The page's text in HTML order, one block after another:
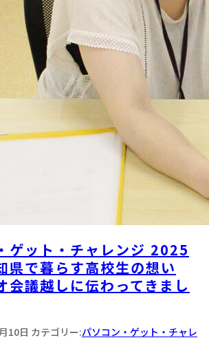
ゲット・チャレンジ 2025
県で暮らす高校生の想い
会議越しに伝わってきまし
10日 カテゴリー:パソコン・ゲット・チャレ